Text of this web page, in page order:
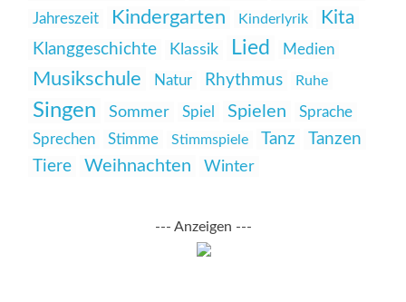
Jahreszeit
Kindergarten Kinderlyrik Kita
Klanggeschichte Klassik Lied Medien
Musikschule Natur Rhythmus Ruhe
Singen Sommer Spiel Spielen
Sprache
Sprechen
Stimme Stimmspiele Tanz
Tanzen
Tiere
Weihnachten Winter
--- Anzeigen ---